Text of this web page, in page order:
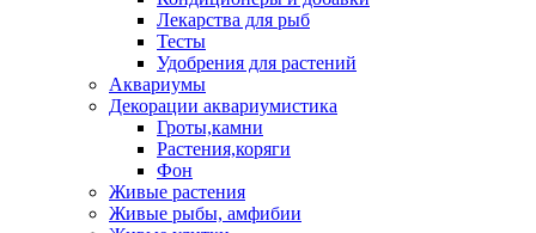
Лекарства для рыб
Тесты
Удобрения для растений
Аквариумы
Декорации аквариумистика
Гроты,камни
Растения,коряги
Фон
Живые растения
Живые рыбы, амфибии